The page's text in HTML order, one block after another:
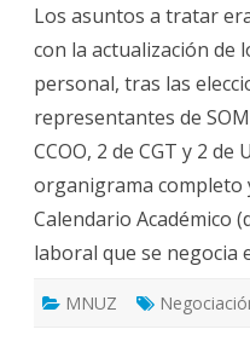
Reunión
de
la
MNUZ
celebrada
el
14
de
mayo
de
2015
Los asuntos a tratar
con la actualización de
personal, tras las
representantes de
CCOO, 2 de CGT y 2 de
organigrama completo
Calendario Académico
laboral que se negocia
MNUZ